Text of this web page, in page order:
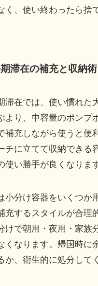
く、使い終わったら捨
滞在の補充と収納術
滞在では、使い慣れた
より、中容量のポンプ
補充しながら使うと便
チに立てて収納できる
使い勝手が良くなります
小分け容器をいくつか
充するスタイルが合理
けで朝用・夜用・家族
くなります。帰国時に
か、衛生的に処分して